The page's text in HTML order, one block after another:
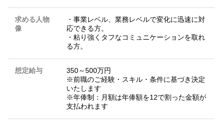
求める人物
像
・事業レベル、業務レベルで変化に迅速に対
応できる方。
・粘り強くタフなコミュニケーションを取れ
る方。
想定給与
350～500万円
※前職のご経験・スキル・条件に基づき決定
いたします
※年俸制：月額は年俸額を12で割った金額が
支払われます